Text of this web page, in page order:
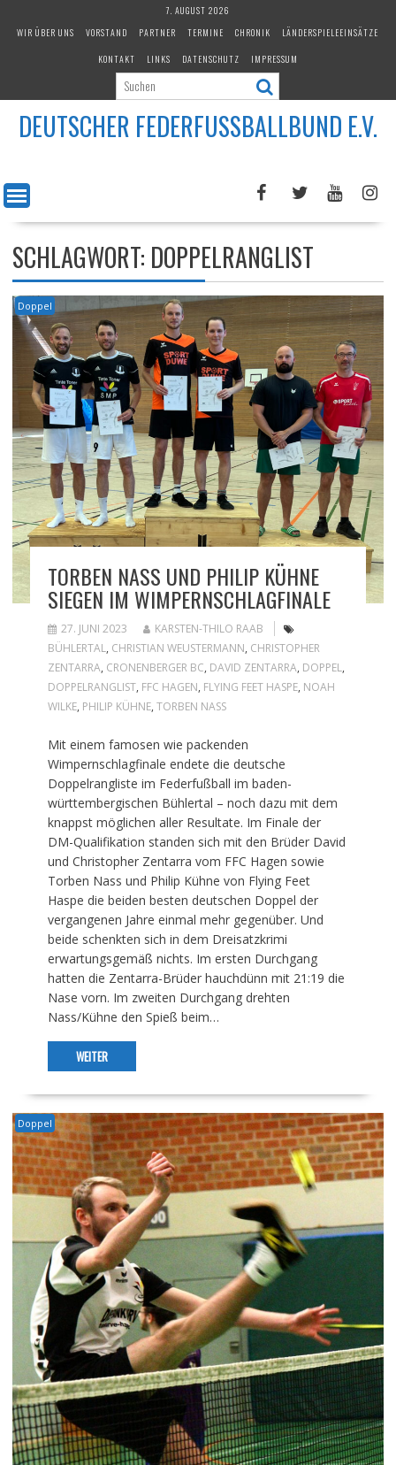
7. AUGUST 2026
WIR ÜBER UNS
VORSTAND PARTNER TERMINE CHRONIK
LÄNDERSPIELEEINSÄTZE
KONTAKT
LINKS DATENSCHUTZ IMPRESSUM
DEUTSCHER FEDERFUSSBALLBUND E.V.
SCHLAGWORT: DOPPELRANGLIST
Doppel
TORBEN NASS UND PHILIP KÜHNE
SIEGEN IM WIMPERNSCHLAGFINALE
27. JUNI 2023
KARSTEN-THILO RAAB
BÜHLERTAL, CHRISTIAN WEUSTERMANN, CHRISTOPHER
ZENTARRA, CRONENBERGER BC, DAVID ZENTARRA, DOPPEL,
DOPPELRANGLIST, FFC HAGEN, FLYING FEET HASPE, NOAH
WILKE, PHILIP KÜHNE, TORBEN NASS
Mit einem famosen wie packenden
Wimpernschlagfinale endete die deutsche
Doppelrangliste im Federfußball im baden-
württembergischen Bühlertal – noch dazu mit dem
knappst möglichen aller Resultate. Im Finale der
DM-Qualifikation standen sich mit den Brüder David
und Christopher Zentarra vom FFC Hagen sowie
Torben Nass und Philip Kühne von Flying Feet
Haspe die beiden besten deutschen Doppel der
vergangenen Jahre einmal mehr gegenüber. Und
beide schenkten sich in dem Dreisatzkrimi
erwartungsgemäß nichts. Im ersten Durchgang
hatten die Zentarra-Brüder hauchdünn mit 21:19 die
Nase vorn. Im zweiten Durchgang drehten
Nass/Kühne den Spieß beim…
WEITER
Doppel